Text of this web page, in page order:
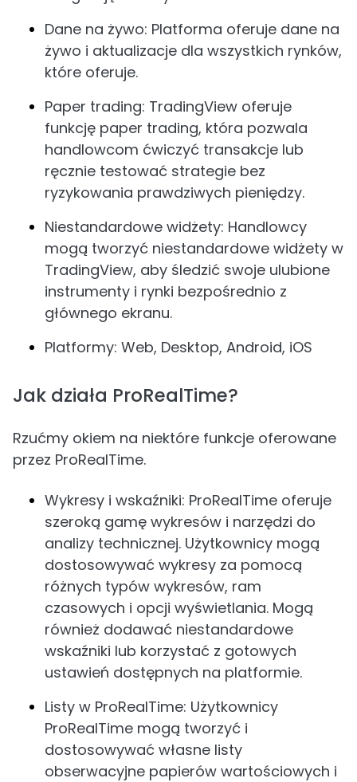
Dane na żywo: Platforma oferuje dane na
żywo i aktualizacje dla wszystkich rynków,
które oferuje.
Paper trading: TradingView oferuje
funkcję paper trading, która pozwala
handlowcom ćwiczyć transakcje lub
ręcznie testować strategie bez
ryzykowania prawdziwych pieniędzy.
Niestandardowe widżety: Handlowcy
mogą tworzyć niestandardowe widżety w
TradingView, aby śledzić swoje ulubione
instrumenty i rynki bezpośrednio z
głównego ekranu.
Platformy: Web, Desktop, Android, iOS
Jak działa ProRealTime?
Rzućmy okiem na niektóre funkcje oferowane
przez ProRealTime.
Wykresy i wskaźniki: ProRealTime oferuje
szeroką gamę wykresów i narzędzi do
analizy technicznej. Użytkownicy mogą
dostosowywać wykresy za pomocą
różnych typów wykresów, ram
czasowych i opcji wyświetlania. Mogą
również dodawać niestandardowe
wskaźniki lub korzystać z gotowych
ustawień dostępnych na platformie.
Listy w ProRealTime: Użytkownicy
ProRealTime mogą tworzyć i
dostosowywać własne listy
obserwacyjne papierów wartościowych i